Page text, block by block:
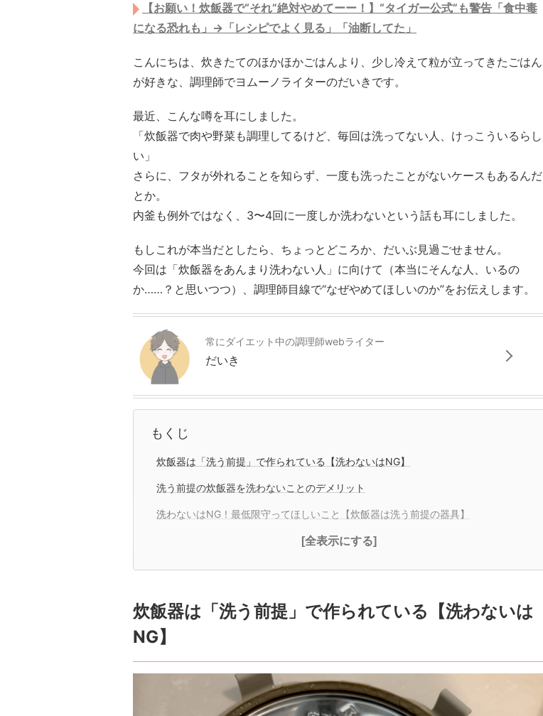
【お願い！炊飯器で“それ”絶対やめてーー！】“タイガー公式”も警告「食中毒
になる恐れも」→「レシピでよく見る」「油断してた」
こんにちは、炊きたてのほかほかごはんより、少し冷えて粒が立ってきたごはん
が好きな、調理師でヨムーノライターのだいきです。
最近、こんな噂を耳にしました。
「炊飯器で肉や野菜も調理してるけど、毎回は洗ってない人、けっこういるらし
い」
さらに、フタが外れることを知らず、一度も洗ったことがないケースもあるんだ
とか。
内釜も例外ではなく、3〜4回に一度しか洗わないという話も耳にしました。
もしこれが本当だとしたら、ちょっとどころか、だいぶ見過ごせません。
今回は「炊飯器をあんまり洗わない人」に向けて（本当にそんな人、いるの
か……？と思いつつ）、調理師目線で“なぜやめてほしいのか”をお伝えします。
常にダイエット中の調理師webライター
だいき
もくじ
炊飯器は「洗う前提」で作られている【洗わないはNG】
洗う前提の炊飯器を洗わないことのデメリット
洗わないはNG！最低限守ってほしいこと【炊飯器は洗う前提の器具】
[全表示にする]
炊飯器は「洗う前提」で作られている【洗わないは
NG】